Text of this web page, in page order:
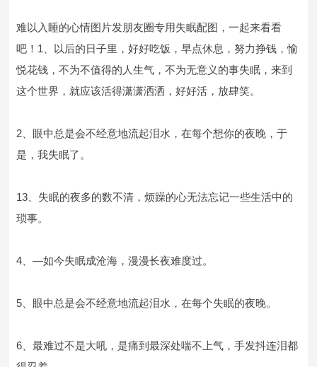
难以入睡的心情图片发朋友圈专用失眠配图，一起来看看
吧！1、以后的日子里，好好吃饭，早点休息，努力挣钱，愉
悦花钱，不为不值得的人生气，不为无意义的事失眠，来到
这个世界，就应该活得潇潇洒洒，好好活，放肆笑。
2、眼中总是会不经意地流起泪水，在每个想你的夜晚，于
是，我失眠了。
13、失眠的夜多的数不清，烦躁的心无法忘记一些生活中的
琐事。
4、—如今失眠成沧海，漫漫长夜难度过。
5、眼中总是会不经意地流起泪水，在每个失眠的夜晚。
6、最难过不是大吼，是痛到最深处喘不上气，手发抖连泪都